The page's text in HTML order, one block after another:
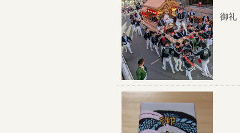
御礼